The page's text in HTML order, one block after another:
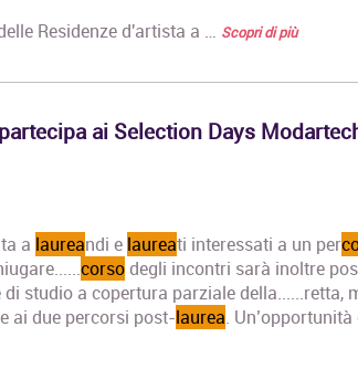
Residenze d'artista a … Scopri di più
ai Selection Days
a laureandi e laureati interessati a un per
corsodegli incontri sarà inoltre
di studio a copertura parziale della......retta,
ai due percorsi post-laurea.